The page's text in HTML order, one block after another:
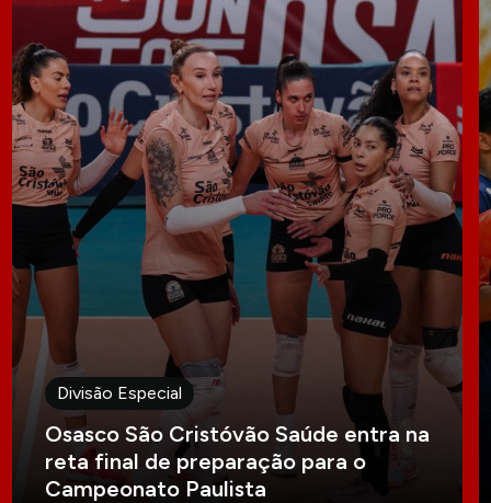
Divisão Especial
Osasco São Cristóvão Saúde entra na
reta final de preparação para o
Campeonato Paulista